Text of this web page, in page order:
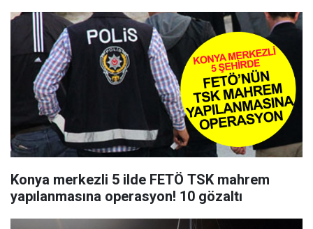
Konya merkezli 5 ilde FETÖ TSK mahrem
yapılanmasına operasyon! 10 gözaltı